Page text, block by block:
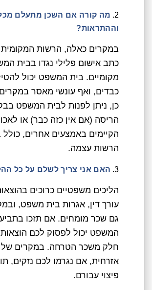
מה קורה אם השכן מתעלם מכל
וההתראות?
במקרים כאלה, הרשות המקומית
כתב אישום פלילי נגדו בבית
מקומיים. בית המשפט יכול
כבדים, ואף עונשי מאסר
כן, ניתן לפנות לבית המשפט
הריסה (אם אין כזה כבר) או
הקיימים באמצעים אחרים,
הרשות עצמה.
האם אני צריך לשלם על כל
הליכים משפטיים כרוכים
עורך דין, אגרות בית משפט,
גם שכר מומחים. אם תזכו
המשפט יכול לפסוק לכם
חלק משכר הטרחה. במקרים של
אזרחית, אם נגרמו לכם נזקים,
פיצוי עבורם.